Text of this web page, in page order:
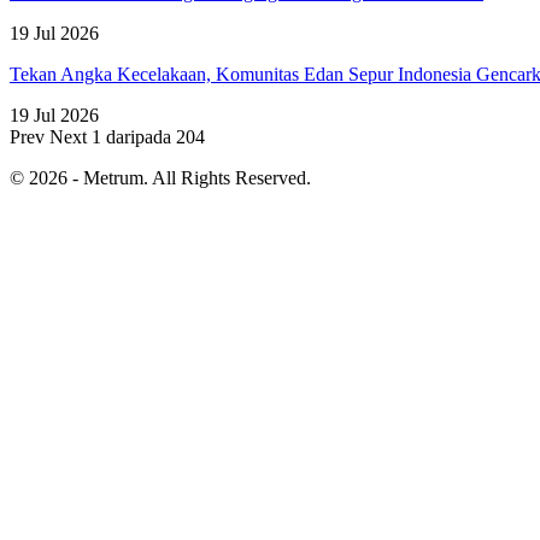
19 Jul 2026
Tekan Angka Kecelakaan, Komunitas Edan Sepur Indonesia
19 Jul 2026
Prev Next 1 daripada 204
© 2026 - Metrum. All Rights Reserved.